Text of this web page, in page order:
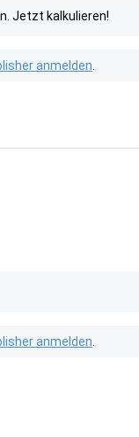
Jetzt kalkulieren!
anmelden
anmelden